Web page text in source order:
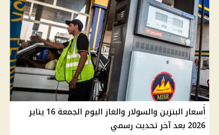
أسعار البنزين والسولار والغاز اليوم الجمعة 16 يناير
2026 بعد آخر تحديث رسمي